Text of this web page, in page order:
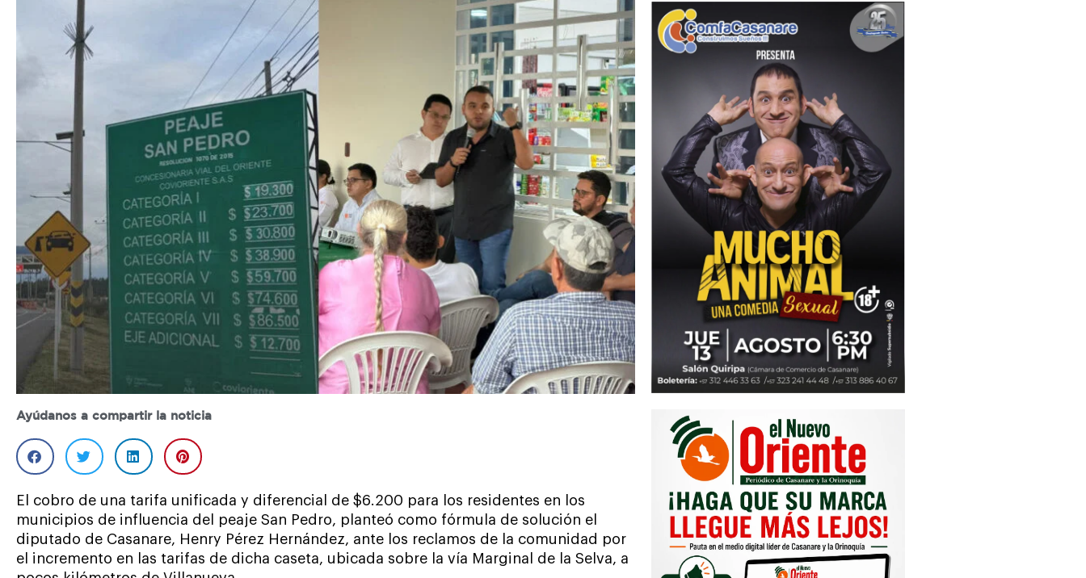
Ayúdanos a compartir la noticia
El cobro de una tarifa unificada y diferencial de $6.200 para los residentes en los
municipios de influencia del peaje San Pedro, planteó como fórmula de solución el
diputado de Casanare, Henry Pérez Hernández, ante los reclamos de la comunidad por
el incremento en las tarifas de dicha caseta, ubicada sobre la vía Marginal de la Selva, a